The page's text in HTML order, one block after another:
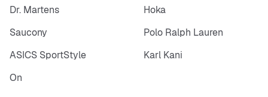
Dr. Martens
Hoka
Saucony
Polo Ralph Lauren
ASICS SportStyle
Karl Kani
On